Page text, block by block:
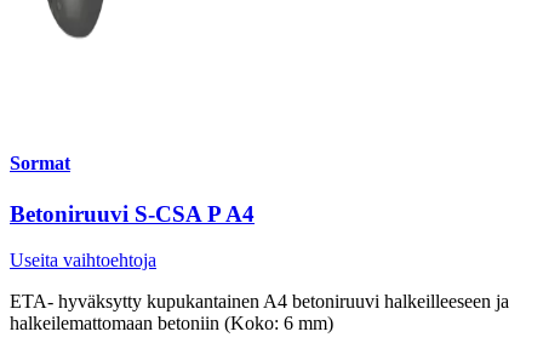
Sormat
Betoniruuvi S-CSA P A4
Useita vaihtoehtoja
ETA- hyväksytty kupukantainen A4 betoniruuvi halkeilleeseen ja
halkeilemattomaan betoniin (Koko: 6 mm)